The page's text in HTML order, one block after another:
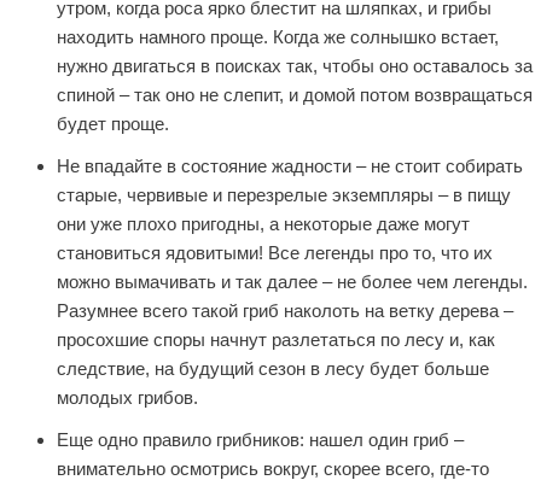
утром, когда роса ярко блестит на шляпках, и грибы
находить намного проще. Когда же солнышко встает,
нужно двигаться в поисках так, чтобы оно оставалось за
спиной – так оно не слепит, и домой потом возвращаться
будет проще.
Не впадайте в состояние жадности – не стоит собирать
старые, червивые и перезрелые экземпляры – в пищу
они уже плохо пригодны, а некоторые даже могут
становиться ядовитыми! Все легенды про то, что их
можно вымачивать и так далее – не более чем легенды.
Разумнее всего такой гриб наколоть на ветку дерева –
просохшие споры начнут разлетаться по лесу и, как
следствие, на будущий сезон в лесу будет больше
молодых грибов.
Еще одно правило грибников: нашел один гриб –
внимательно осмотрись вокруг, скорее всего, где-то